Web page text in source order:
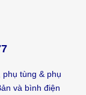
tùng & phụ
và bình điện